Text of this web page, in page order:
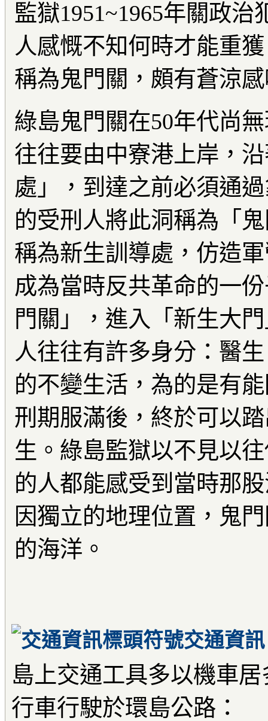
監獄1951~1965年關政
人感慨不知何時才能重
稱為鬼門關，頗有蒼涼
綠島鬼門關在50年代尚
往往要由中寮港上岸，
處」，到達之前必須通
的受刑人將此洞稱為「
稱為新生訓導處，仿造
成為當時反共革命的一
門關」，進入「新生大
人往往有許多身分：醫
的不變生活，為的是有
刑期服滿後，終於可以
生。綠島監獄以不見以
的人都能感受到當時那
因獨立的地理位置，鬼
的海洋。
交通資訊
島上交通工具多以機車
行車行駛於環島公路：